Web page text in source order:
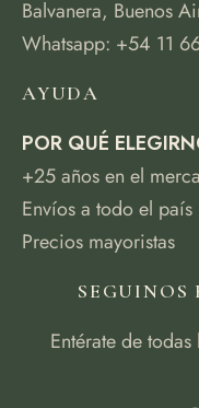
Balvanera, Buenos
Whatsapp: +54 11
AYUDA
POR QUÉ
+25 años en el
Envíos a todo el país
Precios mayoristas
SEGUINOS
Entérate de